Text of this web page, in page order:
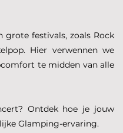
festivals, zoals Rock
Hier verwennen we
te midden van alle
Ontdek hoe je jouw
Glamping-ervaring.